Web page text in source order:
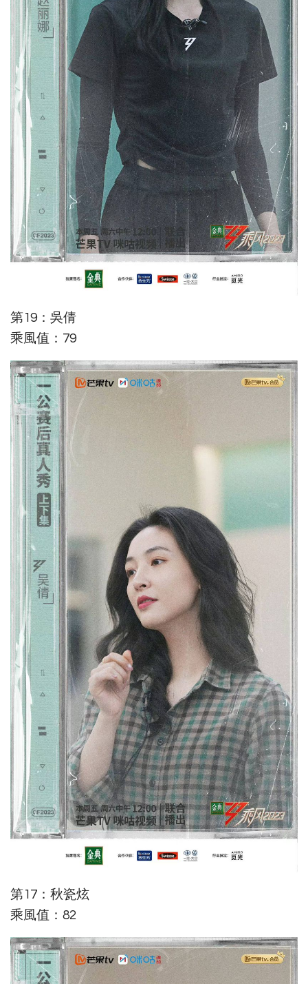
第19：吳倩
乘風值：79
第17：秋瓷炫
乘風值：82